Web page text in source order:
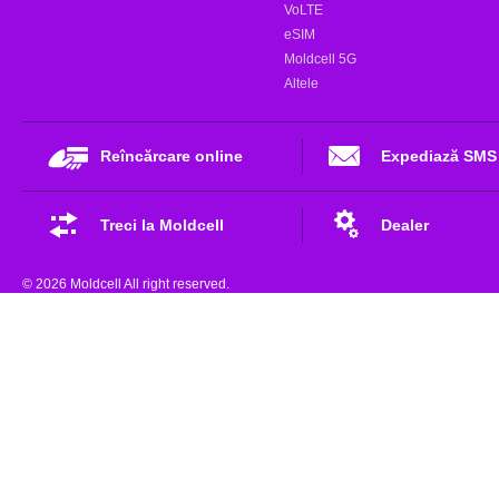
VoLTE
eSIM
Moldcell 5G
Altele
Reîncărcare online Expediază SMS
Treci la Moldcell Dealer
© 2026 Moldcell All right reserved.